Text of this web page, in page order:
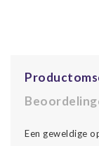
Een geweldige